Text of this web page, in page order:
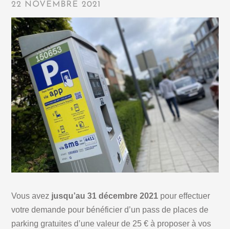
22 NOVEMBRE 2021
Vous avez jusqu’au 31 décembre 2021 pour effectuer
votre demande pour bénéficier d’un pass de places de
parking gratuites d’une valeur de 25 € à proposer à vos